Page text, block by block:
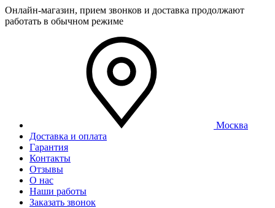
Онлайн-магазин, прием звонков и доставка продолжают
работать в обычном режиме
Москва
Доставка и оплата
Гарантия
Контакты
Отзывы
О нас
Наши работы
Заказать звонок